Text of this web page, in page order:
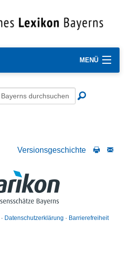
MENÜ
Versionsgeschichte
Datenschutzerklärung Barrierefreiheit